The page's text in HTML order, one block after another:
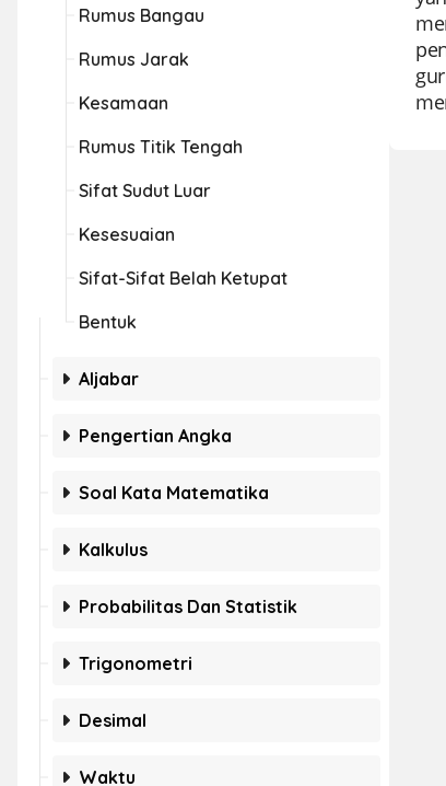
Rumus Bangau
Rumus Jarak
Kesamaan
Rumus Titik Tengah
Sifat Sudut Luar
Kesesuaian
Sifat-Sifat Belah Ketupat
Bentuk
Aljabar
Pengertian Angka
Soal Kata Matematika
Kalkulus
Probabilitas Dan Statistik
Trigonometri
Desimal
Waktu